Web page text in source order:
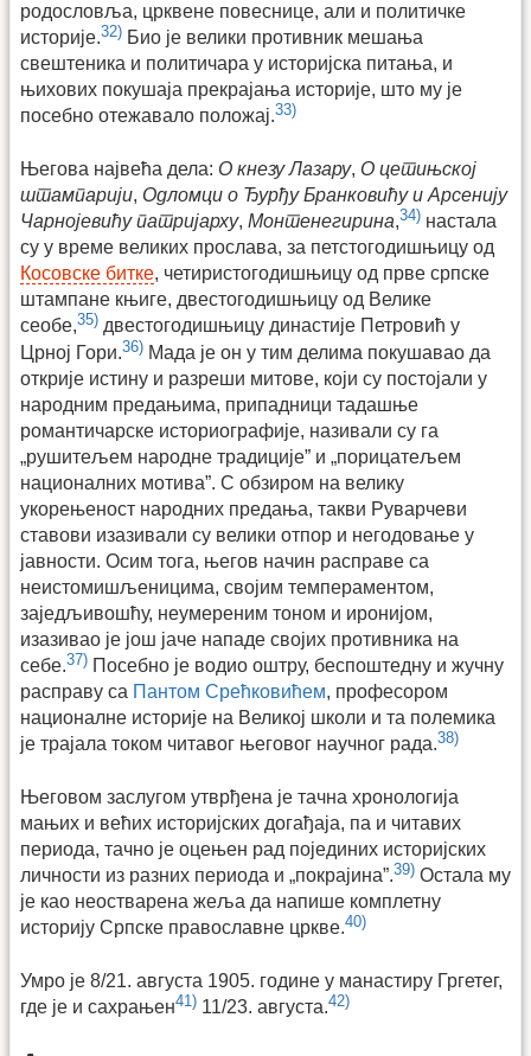
родословља, црквене повеснице, али и политичке
историје.32) Био је велики противник мешања
свештеника и политичара у историјска питања, и
њихових покушаја прекрајања историје, што му је
посебно отежавало положај.33)
Његова највећа дела: О кнезу Лазару, О цетињској
штампарији, Одломци о Ђурђу Бранковићу и Арсенију
Чарнојевићу патријарху, Монтенегирина,34) настала
су у време великих прослава, за петстогодишњицу од
Косовске битке, четиристогодишњицу од прве српске
штампане књиге, двестогодишњицу од Велике
сеобе,35) двестогодишњицу династије Петровић у
Црној Гори.36) Мада је он у тим делима покушавао да
открије истину и разреши митове, који су постојали у
народним предањима, припадници тадашње
романтичарске историографије, називали су га
„рушитељем народне традиције” и „порицатељем
националних мотива”. С обзиром на велику
укорењеност народних предања, такви Руварчеви
ставови изазивали су велики отпор и негодовање у
јавности. Осим тога, његов начин расправе са
неистомишљеницима, својим темпераментом,
заједљивошћу, неумереним тоном и иронијом,
изазивао је још јаче нападе својих противника на
себе.37) Посебно је водио оштру, беспоштедну и жучну
расправу са Пантом Срећковићем, професором
националне историје на Великој школи и та полемика
је трајала током читавог његовог научног рада.38)
Његовом заслугом утврђена је тачна хронологија
мањих и већих историјских догађаја, па и читавих
периода, тачно је оцењен рад појединих историјских
личности из разних периода и „покрајина”.39) Остала му
је као неостварена жеља да напише комплетну
историју Српске православне цркве.40)
Умро је 8/21. августа 1905. године у манастиру Гргетег,
где је и сахрањен41) 11/23. августа.42)